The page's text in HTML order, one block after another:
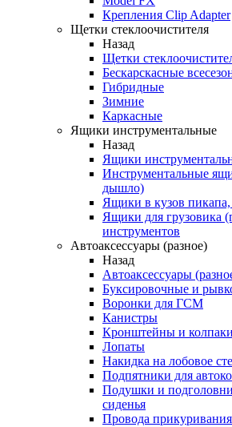
Крепления Clip Adapter
Щетки стеклоочистителя
Назад
Щетки
Бескарскасные
Гибридные
Зимние
Каркасные
Ящики инструментальные
Назад
Ящики
Инструментальные
дышло)
Ящики в кузов пикапа,
Ящики для грузовика
инструментов
Автоаксессуары (разное)
Назад
Автоаксессуары
Буксировочные и
Воронки для ГСМ
Канистры
Кронштейны и колпаки
Лопаты
Накидка на лобовое
Подпятники для
Подушки и
сиденья
Провода